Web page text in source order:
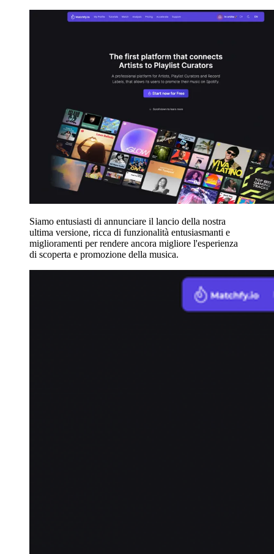
Siamo entusiasti di annunciare il lancio della nostra
ultima versione, ricca di funzionalità entusiasmanti e
miglioramenti per rendere ancora migliore l'esperienza
di scoperta e promozione della musica.